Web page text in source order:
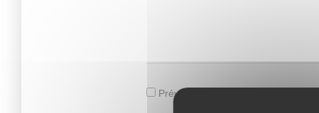
Prévenez-moi de tous les